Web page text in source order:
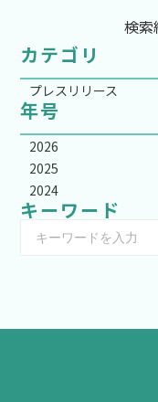
検索
カテゴリ
プレスリリース
年号
2026
2025
2024
キーワード